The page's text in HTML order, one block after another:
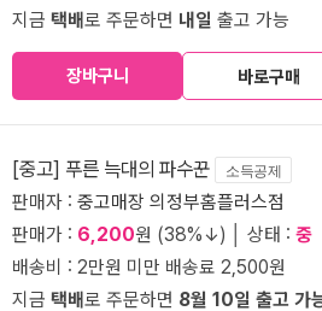
지금 택배로 주문하면 내일 출고 가능
장바구니 바로구매
[중고] 푸른 늑대의 파수꾼 소득공제
판매자 : 중고매장 의정부홈플러스점
판매가 : 6,200원 (38%↓) │ 상태 : 중
배송비 : 2만원 미만 배송료 2,500원
지금 택배로 주문하면 8월 10일 출고 가